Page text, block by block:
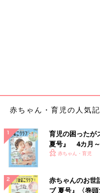
赤ちゃん・育児の人気
育児の困ったが
夏号』 4カ月～
いっぱい！
赤ちゃん・育児
赤ちゃんのお世
ブ 夏号』〈巻